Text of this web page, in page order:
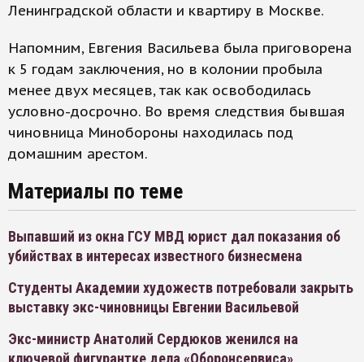
Ленинградской области и квартиру в Москве.
Напомним, Евгения Васильева была приговорена
к 5 годам заключения, но в колонии пробыла
менее двух месяцев, так как освободилась
условно-досрочно. Во время следствия бывшая
чиновница Минобороны находилась под
домашним арестом.
Материалы по теме
Выпавший из окна ГСУ МВД юрист дал показания об
убийствах в интересах известного бизнесмена
Студенты Академии художеств потребовали закрыть
выставку экс-чиновницы Евгении Васильевой
Экс-министр Анатолий Сердюков женился на